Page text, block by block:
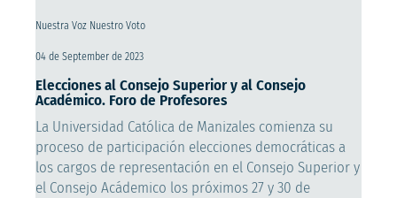
Nuestra Voz Nuestro Voto
04 de September de 2023
Elecciones al Consejo Superior y al Consejo
Académico. Foro de Profesores
La Universidad Católica de Manizales comienza su
proceso de participación elecciones democráticas a
los cargos de representación en el Consejo Superior y
el Consejo Acádemico los próximos 27 y 30 de